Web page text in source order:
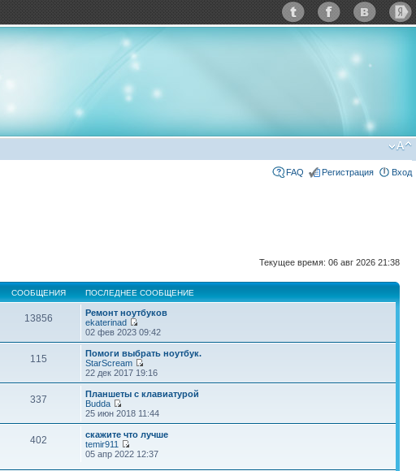
FAQ Регистрация Вход
Текущее время: 06 авг 2026 21:38
СООБЩЕНИЯ ПОСЛЕДНЕЕ СООБЩЕНИЕ
13856
Ремонт ноутбуков
ekaterinad
02 фев 2023 09:42
115
Помоги выбрать ноутбук.
StarScream
22 дек 2017 19:16
337
Планшеты с клавиатурой
Budda
25 июн 2018 11:44
402
скажите что лучше
temir911
05 апр 2022 12:37